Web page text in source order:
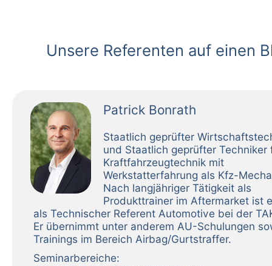
Unsere Referenten auf einen
Patrick Bonrath
Staatlich geprüfter
und Staatlich geprüfter Techniker
Kraftfahrzeugtechnik mit
Werkstatterfahrung als Kfz-
Nach langjähriger Tätigkeit als
Produkttrainer im Aftermarket ist
als Technischer Referent Automotive bei der
Er übernimmt unter anderem AU-Schulungen
Trainings im Bereich Airbag/Gurtstraffer.
Seminarbereiche: